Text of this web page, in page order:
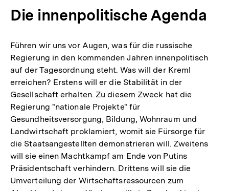
Die innenpolitische Agenda
Führen wir uns vor Augen, was für die russische
Regierung in den kommenden Jahren innenpolitisch
auf der Tagesordnung steht. Was will der Kreml
erreichen? Erstens will er die Stabilität in der
Gesellschaft erhalten. Zu diesem Zweck hat die
Regierung "nationale Projekte" für
Gesundheitsversorgung, Bildung, Wohnraum und
Landwirtschaft proklamiert, womit sie Fürsorge für
die Staatsangestellten demonstrieren will. Zweitens
will sie einen Machtkampf am Ende von Putins
Präsidentschaft verhindern. Drittens will sie die
Umverteilung der Wirtschaftsressourcen zum